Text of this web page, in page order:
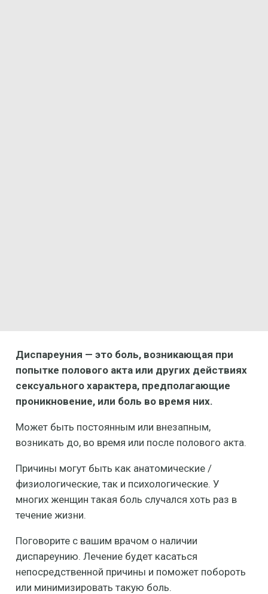
Диспареуния — это боль, возникающая при
попытке полового акта или других действиях
сексуального характера, предполагающие
проникновение, или боль во время них.
Может быть постоянным или внезапным,
возникать до, во время или после полового акта.
Причины могут быть как анатомические /
физиологические, так и психологические. У
многих женщин такая боль случался хоть раз в
течение жизни.
Поговорите с вашим врачом о наличии
диспареунию. Лечение будет касаться
непосредственной причины и поможет побороть
или минимизировать такую боль.